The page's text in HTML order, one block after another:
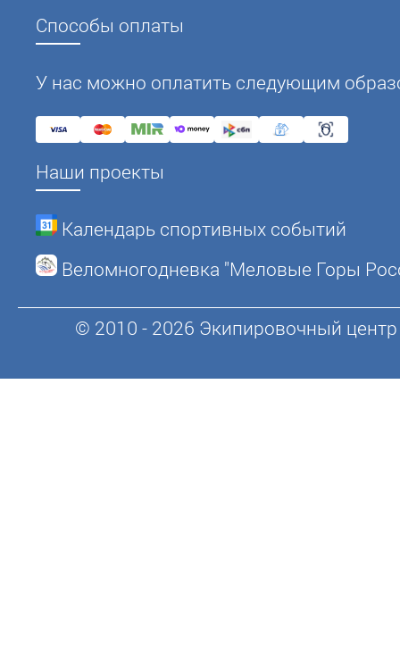
Способы оплаты
У нас можно оплатить следующим
Наши проекты
Календарь спортивных событий
Веломногодневка "Меловые Горы
© 2010 - 2026 Экипировочный